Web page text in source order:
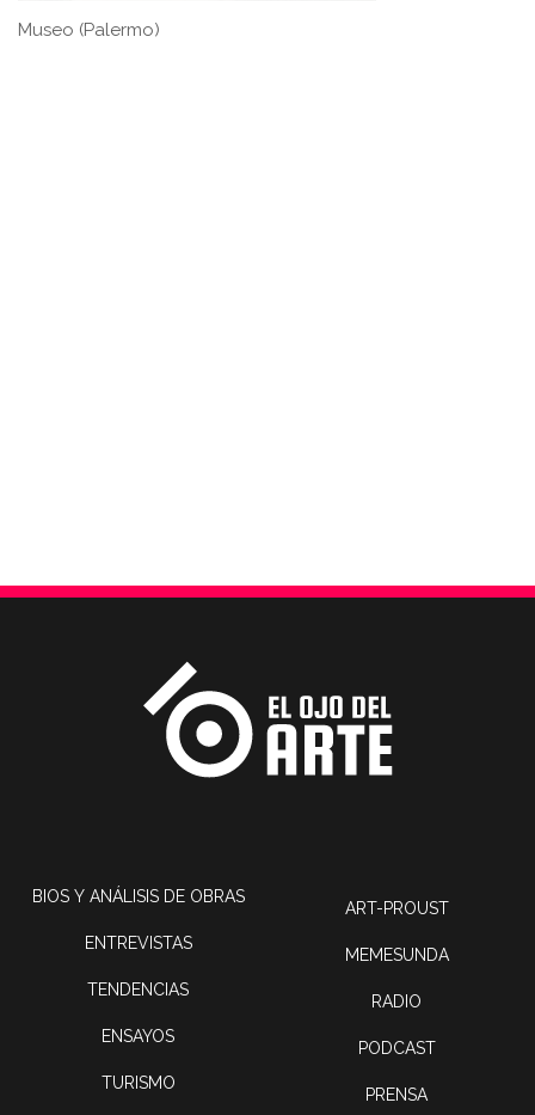
Museo (Palermo)
BIOS Y ANÁLISIS DE OBRAS
ENTREVISTAS
TENDENCIAS
ENSAYOS
TURISMO
ART-PROUST
MEMESUNDA
RADIO
PODCAST
PRENSA